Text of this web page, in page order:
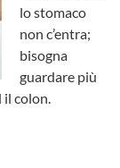
lo stomaco
non c’entra;
bisogna
guardare più
il colon.